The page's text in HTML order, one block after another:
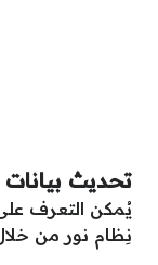
تحديث
يُمكن التعرف
نِظام نور من